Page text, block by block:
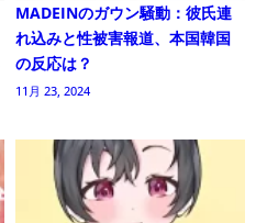
MADEINのガウン騒動：彼氏連
れ込みと性被害報道、本国韓国
の反応は？
11月 23, 2024